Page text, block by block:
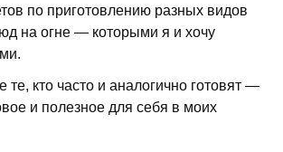
по приготовлению разных видов
на огне — которыми я и хочу
те, кто часто и аналогично готовят —
и полезное для себя в моих